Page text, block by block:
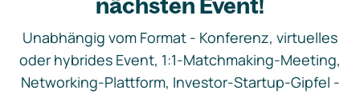
Unabhängig vom Format - Konferenz, virtuelles
oder hybrides Event, 1:1-Matchmaking-Meeting,
Networking-Plattform, Investor-Startup-Gipfel -